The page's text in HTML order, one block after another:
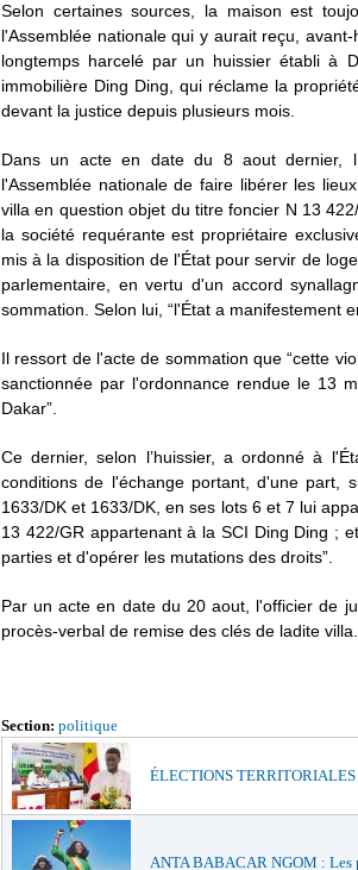
Selon certaines sources, la maison est
l'Assemblée nationale qui y aurait reçu,
longtemps harcelé par un huissier établi à
immobilière Ding Ding, qui réclame la
devant la justice depuis plusieurs mois.
Dans un acte en date du 8 aout dernier,
l'Assemblée nationale de faire libérer les
villa en question objet du titre foncier N 13
la société requérante est propriétaire
mis à la disposition de l'État pour servir de
parlementaire, en vertu d'un accord
sommation. Selon lui, “l'État a manifestement
Il ressort de l'acte de sommation que “cette
sanctionnée par l'ordonnance rendue le 13
Dakar”.
Ce dernier, selon l’huissier, a ordonné à
conditions de l'échange portant, d'une part,
1633/DK et 1633/DK, en ses lots 6 et 7 lui
13 422/GR appartenant à la SCI Ding Ding ;
parties et d'opérer les mutations des droits”.
Par un acte en date du 20 aout, l'officier de
procès-verbal de remise des clés de ladite villa.
Section: politique
ÉLECTIONS
ANTA BABACAR NGOM : Les